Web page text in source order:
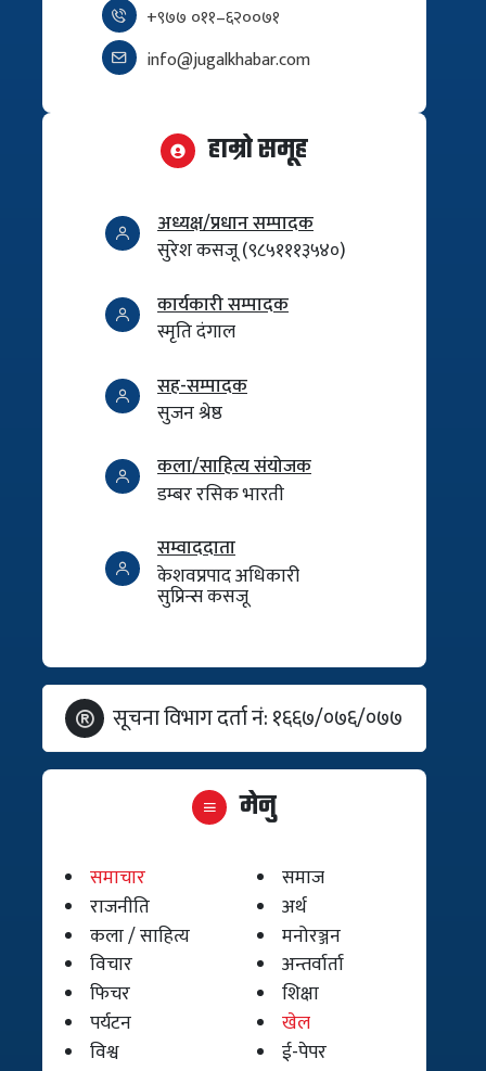
+९७७ ०११–६२००७१
info@jugalkhabar.com
हाम्रो समूह
अध्यक्ष/प्रधान सम्पादक
सुरेश कसजू (९८५१११३५४०)
कार्यकारी सम्पादक
स्मृति दंगाल
सह-सम्पादक
सुजन श्रेष्ठ
कला/साहित्य संयोजक
डम्बर रसिक भारती
सम्वाददाता
केशवप्रपाद अधिकारी
सुप्रिन्स कसजू
सूचना विभाग दर्ता नं: १६६७/०७६/०७७
मेनु
समाचार
समाज
राजनीति
अर्थ
कला / साहित्य
मनोरञ्जन
विचार
अन्तर्वार्ता
फिचर
शिक्षा
पर्यटन
खेल
विश्व
ई-पेपर